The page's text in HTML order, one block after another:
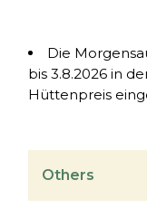
Die
bis 3.8.2026 in
Hüttenpreis
Others